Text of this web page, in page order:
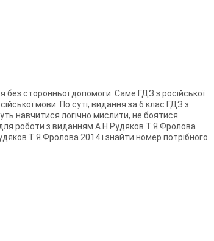
без сторонньої допомоги. Саме ГДЗ з російської
мови. По суті, видання за 6 клас ГДЗ з
навчитися логічно мислити, не боятися
роботи з виданням А.Н.Рудяков Т.Я.Фролова
Т.Я.Фролова 2014 і знайти номер потрібного